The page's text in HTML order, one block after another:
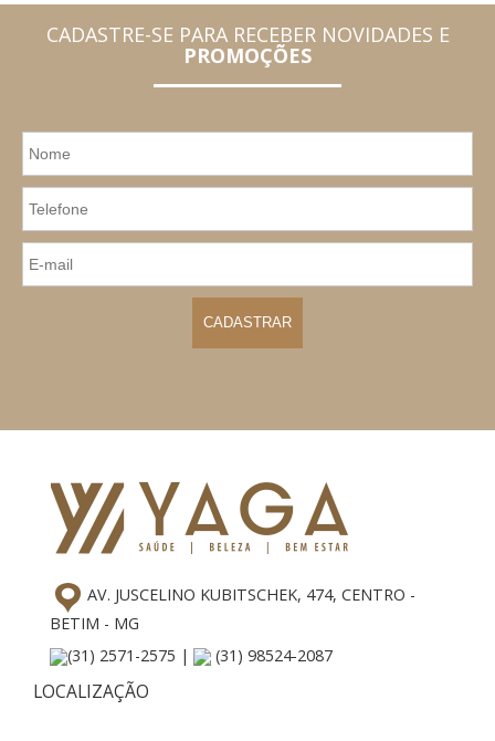
CADASTRE-SE PARA RECEBER NOVIDADES E
PROMOÇÕES
AV. JUSCELINO KUBITSCHEK, 474, CENTRO -
BETIM - MG
(31) 2571-2575 |
(31) 98524-2087
LOCALIZAÇÃO